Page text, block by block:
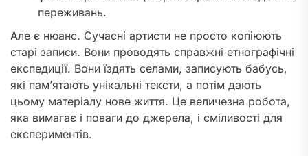
переживань.
Але є нюанс. Сучасні артисти не просто копіюють
старі записи. Вони проводять справжні етнографічні
експедиції. Вони їздять селами, записують бабусь,
які пам’ятають унікальні тексти, а потім дають
цьому матеріалу нове життя. Це величезна робота,
яка вимагає і поваги до джерела, і сміливості для
експериментів.